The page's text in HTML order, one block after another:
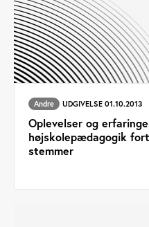
Andre UDGIVELSE 01.10.2013
Oplevelser og
højskolepædagogik
stemmer